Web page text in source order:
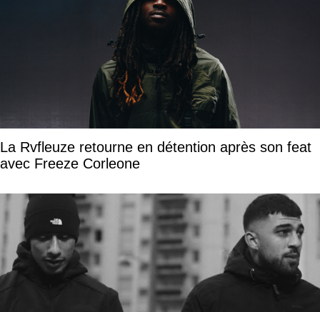
La Rvfleuze retourne en détention après son feat
avec Freeze Corleone